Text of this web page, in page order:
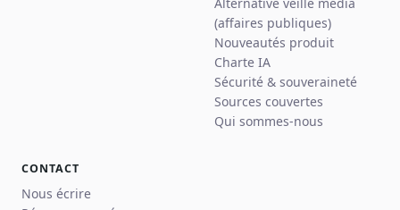
(affaires publiques)
Nouveautés produit
Charte IA
Sécurité & souveraineté
Sources couvertes
Qui sommes-nous
CONTACT
Nous écrire